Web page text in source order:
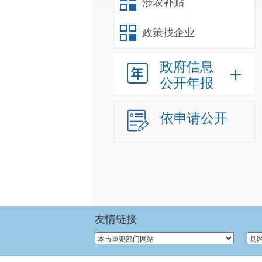
涉农补贴
政策找企业
政府信息
公开年报
依申请公开
友情链接